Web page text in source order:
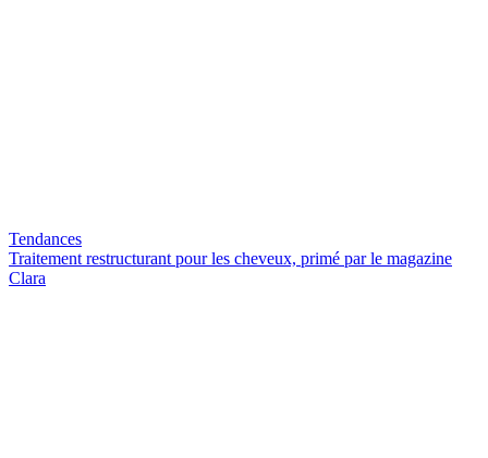
Tendances
Traitement restructurant pour les cheveux, primé par le magazine
Clara